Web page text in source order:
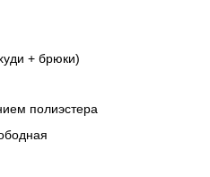
+ брюки)
полиэстера